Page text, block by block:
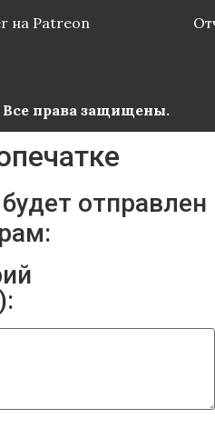
на Patreon
Все права защищены.
отправлен